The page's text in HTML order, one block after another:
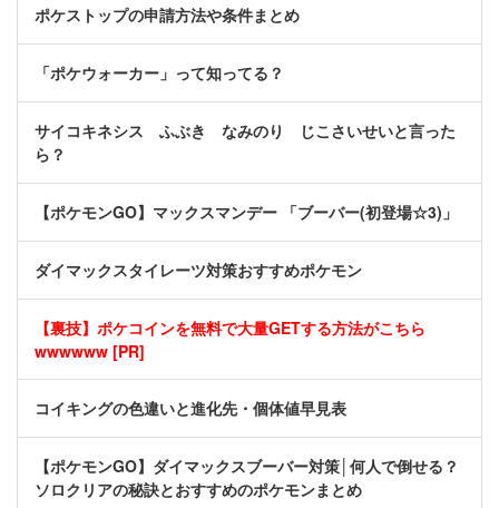
ポケストップの申請方法や条件まとめ
「ポケウォーカー」って知ってる？
サイコキネシス ふぶき なみのり じこさいせいと言った
ら？
【ポケモンGO】マックスマンデー 「ブーバー(初登場☆3)」
ダイマックスタイレーツ対策おすすめポケモン
【裏技】ポケコインを無料で大量GETする方法がこちら
wwwwww [PR]
コイキングの色違いと進化先・個体値早見表
【ポケモンGO】ダイマックスブーバー対策│何人で倒せる？
ソロクリアの秘訣とおすすめのポケモンまとめ